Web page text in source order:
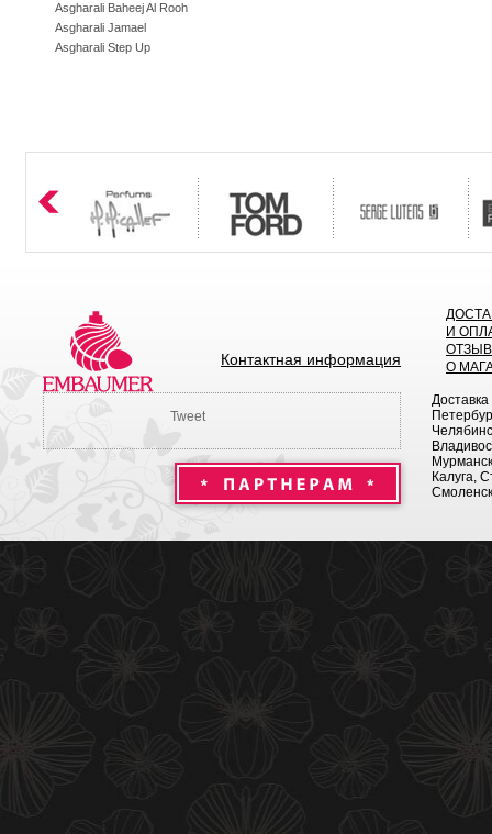
Asgharali Baheej Al Rooh
Asgharali Jamael
Asgharali Step Up
Контактная информация
И
О
Tweet
Калуга,